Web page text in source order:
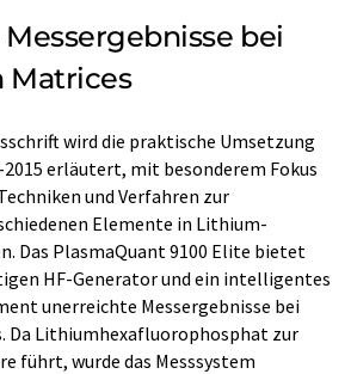
bei
Matrices
wird die praktische Umsetzung
erläutert, mit besonderem Fokus
und Verfahren zur
Elemente in Lithium-
Das PlasmaQuant 9100 Elite bietet
HF-Generator und ein intelligentes
unerreichte Messergebnisse bei
Da Lithiumhexafluorophosphat zur
führt, wurde das Messsystem